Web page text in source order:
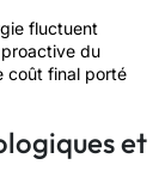
fluctuent
du
coût final porté
et